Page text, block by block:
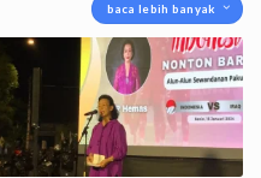
baca lebih banyak